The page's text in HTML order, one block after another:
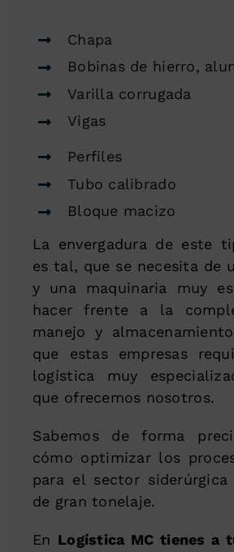
Chapa
Bobinas de hierro,
Varilla corrugada
Vigas
Perfiles
Tubo calibrado
Bloque macizo
La envergadura de este
es tal, que se necesita de
y una maquinaria muy
hacer frente a la
manejo y
que estas empresas
logística muy
que ofrecemos nosotros.
Sabemos de forma
cómo optimizar los
para el sector
de gran tonelaje.
En Logística MC tienes a